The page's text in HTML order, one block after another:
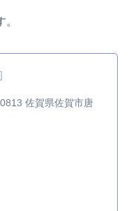
佐賀県佐賀市唐